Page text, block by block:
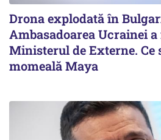
Drona explodată în
Ambasadoarea Ucrainei
Ministerul de Externe. Ce
momeală Maya